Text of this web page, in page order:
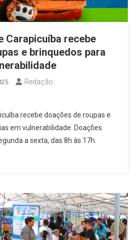
Carapicuíba recebe
e brinquedos para
Redação
recebe doações de roupas e
em vulnerabilidade. Doações
a sexta, das 8h às 17h.